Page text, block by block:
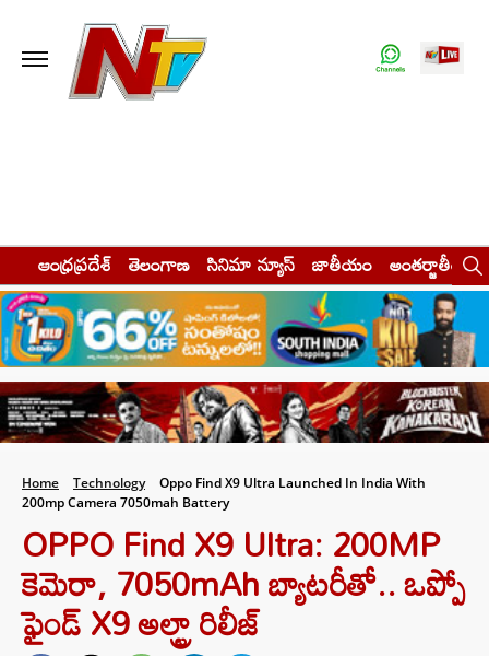
ఆంధ్రప్రదేశ్ తెలంగాణ సినిమా న్యూస్ జాతీయం అంతర్జాతీయం
Home Technology
Oppo Find X9 Ultra Launched In India With
200mp Camera 7050mah Battery
OPPO Find X9 Ultra: 200MP
కెమెరా, 7050mAh బ్యాటరీతో.. ఒప్పో
ఫైండ్ X9 అల్ట్రా రిలీజ్